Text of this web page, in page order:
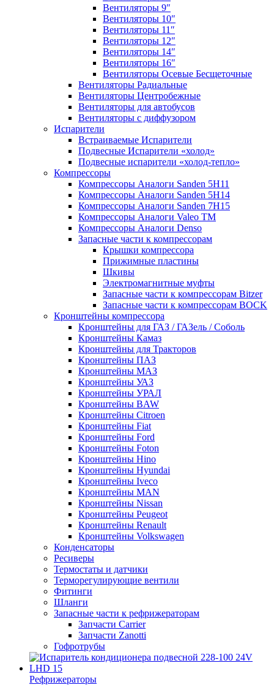
Вентиляторы 9″
Вентиляторы 10″
Вентиляторы 11″
Вентиляторы 12″
Вентиляторы 14″
Вентиляторы 16″
Вентиляторы Осевые Бесщеточные
Вентиляторы Радиальные
Вентиляторы Центробежные
Вентиляторы для автобусов
Вентиляторы с диффузором
Испарители
Встраиваемые Испарители
Подвесные Испарители «холод»
Подвесные испарители «холод-тепло»
Компрессоры
Компрессоры Аналоги Sanden 5H11
Компрессоры Аналоги Sanden 5H14
Компрессоры Аналоги Sanden 7H15
Компрессоры Аналоги Valeo ТМ
Компрессоры Аналоги Denso
Запасные части к компрессорам
Крышки компрессора
Прижимные пластины
Шкивы
Электромагнитные муфты
Запасные части к компрессорам Bitzer
Запасные части к компрессорам BOCK
Кронштейны компрессора
Кронштейны для ГАЗ / ГАЗель / Соболь
Кронштейны Камаз
Кронштейны для Тракторов
Кронштейны ПАЗ
Кронштейны МАЗ
Кронштейны УАЗ
Кронштейны УРАЛ
Кронштейны BAW
Кронштейны Citroen
Кронштейны Fiat
Кронштейны Ford
Кронштейны Foton
Кронштейны Hino
Кронштейны Hyundai
Кронштейны Iveco
Кронштейны MAN
Кронштейны Nissan
Кронштейны Peugeot
Кронштейны Renault
Кронштейны Volkswagen
Конденсаторы
Ресиверы
Термостаты и датчики
Терморегулирующие вентили
Фитинги
Шланги
Запасные части к рефрижераторам
Запчасти Carrier
Запчасти Zanotti
Гофротрубы
Рефрижераторы